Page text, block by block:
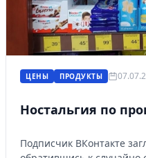
ЦЕНЫ ПРОДУКТЫ
Ностальгия по
Подписчик ВКонтакте